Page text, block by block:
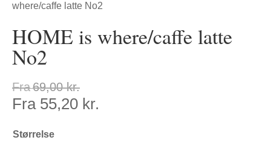
where/caffe latte No2
HOME is where/caffe latte
No2
Fra69,00kr.
Fra 55,20 kr.
Størrelse